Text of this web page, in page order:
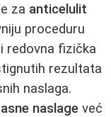
za anticelulit
proceduru
redovna fizička
rezultata
naslaga.
naslage već